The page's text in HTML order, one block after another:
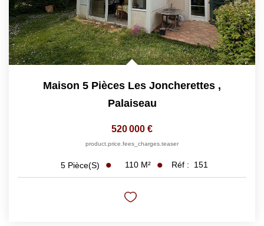
Maison 5 Pièces Les Joncherettes ,
Palaiseau
520 000 €
product.price.fees_charges.teaser
5 Pièce(s) 110 M² Réf : 151